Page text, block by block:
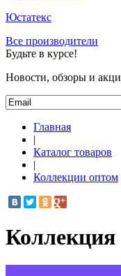
Юстатекс
Все производители
Будьте в курсе!
Новости, обзоры и
Главная
|
Каталог товаров
|
Коллекции оптом